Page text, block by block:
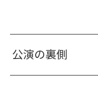
公演の裏側